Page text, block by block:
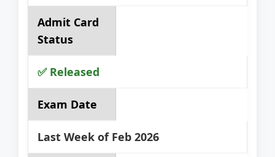
Admit Card
Status
✅ Released
Exam Date
Last Week of Feb 2026